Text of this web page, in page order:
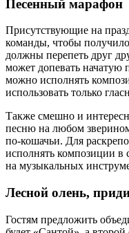
Песенный марафон
Присутствующие на
команды, чтобы
должны перепеть друг
может допевать начатую
можно исполнять
использовать только
Также смешно и
песню на любом
по-кошачьи. Для
исполнять композиции
на музыкальных
Лесной олень,
Гостям предложить